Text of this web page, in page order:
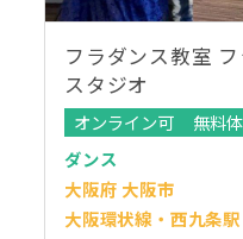
フラダンス教室
スタジオ
オンライン可
無料
ダンス
大阪府 大阪市
大阪環状線・西九条駅